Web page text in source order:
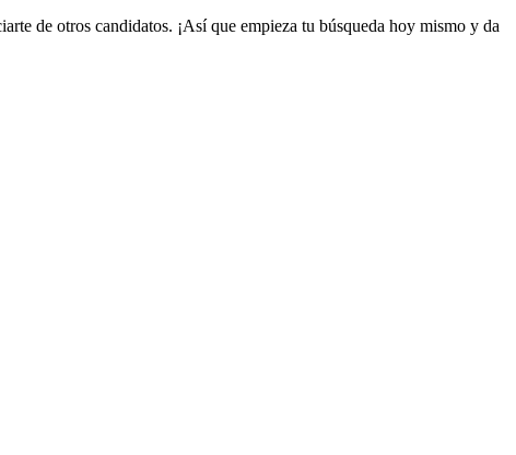
de otros candidatos. ¡Así que empieza tu búsqueda hoy mismo y da